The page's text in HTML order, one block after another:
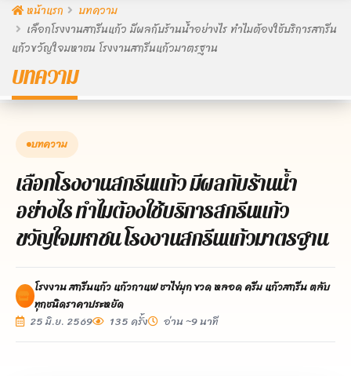
หน้าแรก
บทความ
เลือกโรงงานสกรีนแก้ว มีผลกับร้านน้ำอย่างไร ทำไมต้องใช้บริการสกรีน
แก้วขวัญใจมหาชน โรงงานสกรีนแก้วมาตรฐาน
บทความ
บทความ
เลือกโรงงานสกรีนแก้ว มีผลกับร้านน้ำ
อย่างไร ทำไมต้องใช้บริการสกรีนแก้ว
ขวัญใจมหาชน โรงงานสกรีนแก้วมาตรฐาน
โรงงาน สกรีนแก้ว แก้วกาแฟ ชาไข่มุก ขวด หลอด ครีม แก้วสกรีน ตลับ
ทุกชนิดราคาประหยัด
25 มิ.ย. 2569
135 ครั้ง อ่าน ~9 นาที